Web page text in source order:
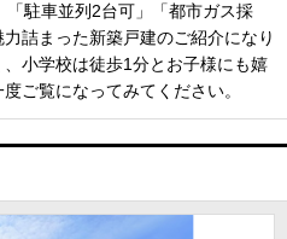
「駐車並列2台可」「都市ガス採
詰まった新築戸建のご紹介になり
、小学校は徒歩1分とお子様にも嬉
ご覧になってみてください。